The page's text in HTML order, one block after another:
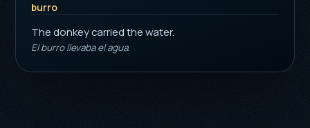
burro
The donkey carried the water.
El burro llevaba el agua.